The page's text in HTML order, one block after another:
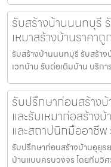
รับสร้างบ้านนนทบุรี
เหมาสร้างบ้านราคา
รับสร้างบ้านนนทบุรี รับสร้าง
เวทบ้าน รับต่อเติมบ้าน บริก
รับปรึกษาก่อนสร้าง
และรับเหมาก่อสร้าง
และสถาปนิกมืออาชีพ
รับปรึกษาก่อนสร้างบ้านอุยุธ
บ้านแบบครบวงจร โดยทีมวิ